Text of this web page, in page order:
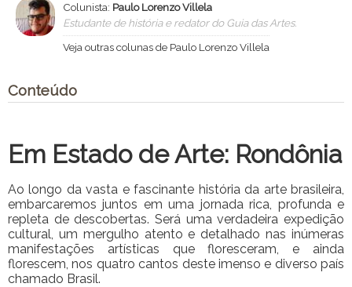
Colunista: Paulo Lorenzo Villela
Estudante de história e redator do Guia das Artes.
Veja outras colunas de Paulo Lorenzo Villela
Conteúdo
Em Estado de Arte: Rondônia
Ao longo da vasta e fascinante história da arte brasileira,
embarcaremos juntos em uma jornada rica, profunda e
repleta de descobertas. Será uma verdadeira expedição
cultural, um mergulho atento e detalhado nas inúmeras
manifestações artísticas que floresceram, e ainda
florescem, nos quatro cantos deste imenso e diverso país
chamado Brasil.